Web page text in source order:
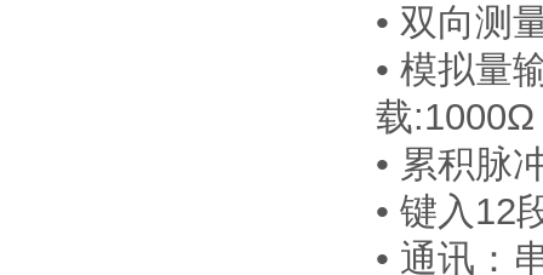
• 双向测
• 模拟量
载:1000Ω
• 累积脉
• 键入12
• 通讯：